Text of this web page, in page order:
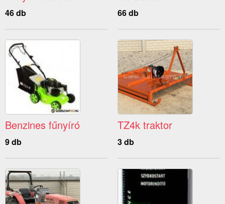
46 db 66 db
Benzines fűnyíró
9 db
TZ4k traktor
3 db